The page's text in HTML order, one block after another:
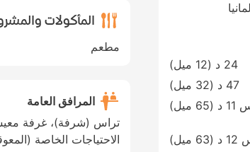
24 د ( 12 ميل
)
47 د ( 32 ميل
)
65 ميل )
63 ميل
)
المأكولات
مطعم
المرافق العامة
تراس (شرفة)، غرفة
الاحتياجات الخاصة